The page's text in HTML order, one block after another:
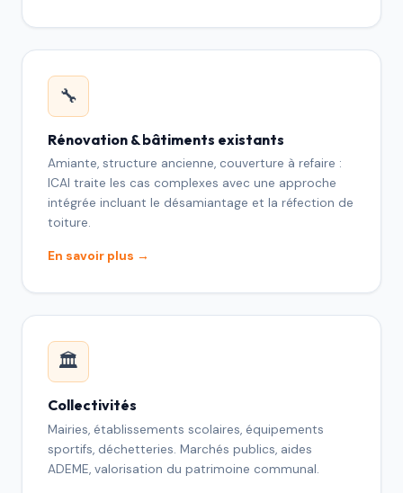
🔧
Rénovation & bâtiments existants
Amiante, structure ancienne, couverture à refaire :
ICAI traite les cas complexes avec une approche
intégrée incluant le désamiantage et la réfection de
toiture.
En savoir plus →
🏛️
Collectivités
Mairies, établissements scolaires, équipements
sportifs, déchetteries. Marchés publics, aides
ADEME, valorisation du patrimoine communal.